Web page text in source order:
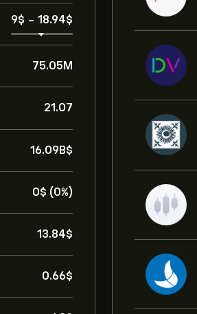
9‎$‎ - 18.94‎$‎
75.05M
21.07
16.09B‎$‎
0‎$‎ (0%)
13.84‎$‎
0.66‎$‎